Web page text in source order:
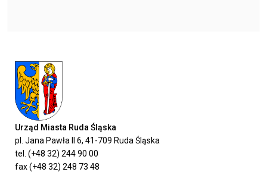
Urząd Miasta Ruda Śląska
pl. Jana Pawła II 6, 41-709 Ruda Śląska
tel. (+48 32) 244 90 00
fax (+48 32) 248 73 48